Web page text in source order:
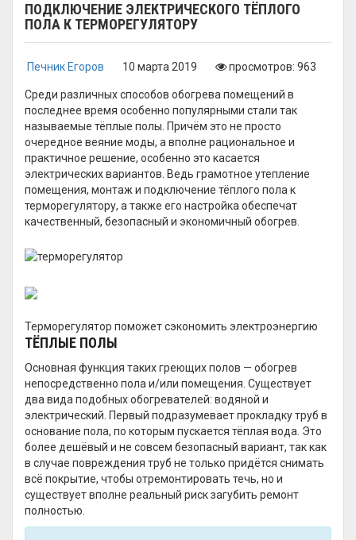
ПОДКЛЮЧЕНИЕ ЭЛЕКТРИЧЕСКОГО ТЁПЛОГО
ПОЛА К ТЕРМОРЕГУЛЯТОРУ
Печник Егоров 10 марта 2019 просмотров: 963
Среди различных способов обогрева помещений в
последнее время особенно популярными стали так
называемые тёплые полы. Причём это не просто
очередное веяние моды, а вполне рациональное и
практичное решение, особенно это касается
электрических вариантов. Ведь грамотное утепление
помещения, монтаж и подключение тёплого пола к
терморегулятору, а также его настройка обеспечат
качественный, безопасный и экономичный обогрев.
Терморегулятор поможет сэкономить электроэнергию
ТЁПЛЫЕ ПОЛЫ
Основная функция таких греющих полов — обогрев
непосредственно пола и/или помещения. Существует
два вида подобных обогревателей: водяной и
электрический. Первый подразумевает прокладку труб в
основание пола, по которым пускается тёплая вода. Это
более дешёвый и не совсем безопасный вариант, так как
в случае повреждения труб не только придётся снимать
всё покрытие, чтобы отремонтировать течь, но и
существует вполне реальный риск загубить ремонт
полностью.